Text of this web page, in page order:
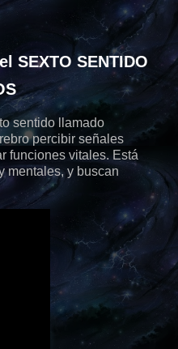
SEXTO SENTIDO
sentido llamado
percibir señales
funciones vitales. Está
mentales, y buscan